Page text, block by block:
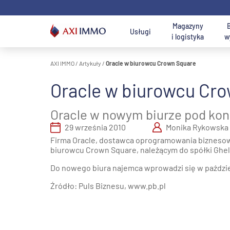
do
Usługi
Usługi AXI IMMO
Usługi
konsultingowe
Usługi
transakcyjne
Obsługa
Magazyny
i logistyka
Magazyny i hale
do wynajęcia
Magazyny na
sprzedaż
Usługi działu
magazynowych,
Na wynajem
Wyszukaj
najlepsze biuro
Działki na
sprzedaż
Usługi działu
gruntów
inwestycyjnych
Poznaj nas -
dział zakupu i
Lokalizacja
AXI IMMO / Artykuły / Oracle w biurowcu Crown Square
Oracle w biurowcu
Oracle w nowym biurze pod
29 września 2010
Monika Rykowska
Firma Oracle, dostawca oprogramowania
biurowcu Crown Square, należącym do spółki
Do nowego biura najemca wprowadzi się w
Źródło: Puls Biznesu, www.pb.pl